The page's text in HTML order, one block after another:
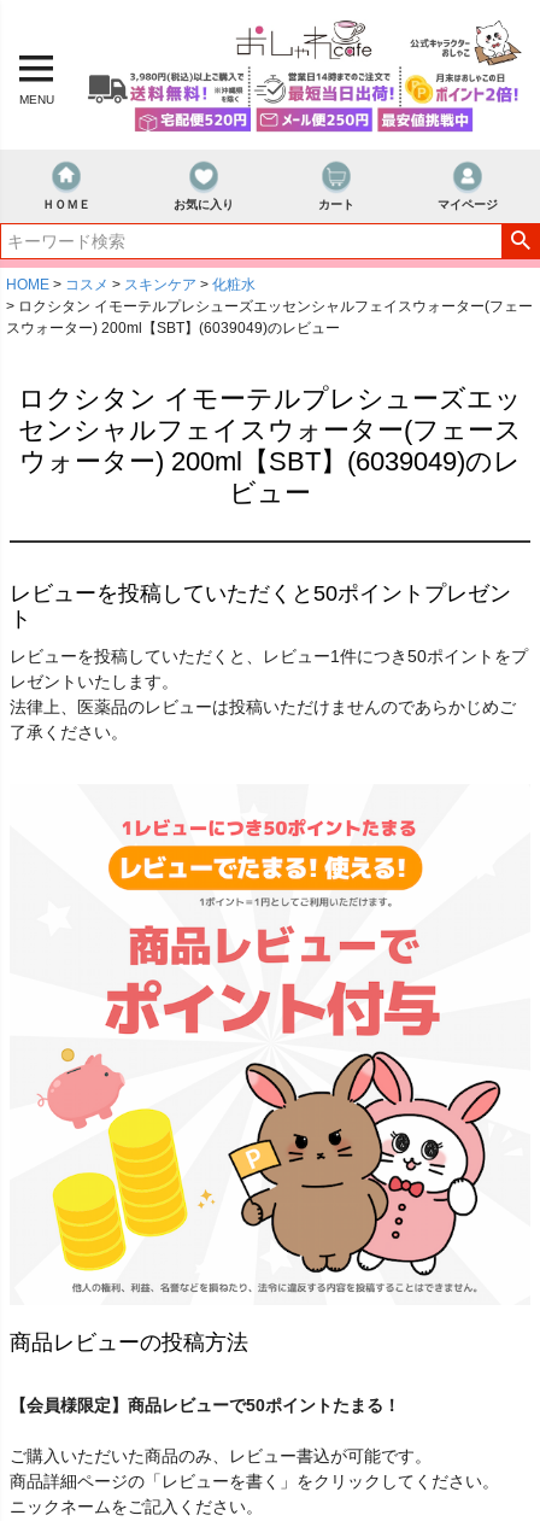
MENU
ＨＯＭＥ お気に入り カート マイページ
HOME コスメ スキンケア
化粧水
ロクシタン イモーテルプレシューズエッセンシャルフェイスウォーター(フェー
スウォーター) 200ml【SBT】(6039049)のレビュー
ロクシタン イモーテルプレシューズエッ
センシャルフェイスウォーター(フェース
ウォーター) 200ml【SBT】(6039049)のレ
ビュー
レビューを投稿していただくと50ポイントプレゼン
ト
レビューを投稿していただくと、レビュー1件につき50ポイントをプ
レゼントいたします。
法律上、医薬品のレビューは投稿いただけませんのであらかじめご
了承ください。
商品レビューの投稿方法
【会員様限定】商品レビューで50ポイントたまる！
ご購入いただいた商品のみ、レビュー書込が可能です。
商品詳細ページの「レビューを書く」をクリックしてください。
ニックネームをご記入ください。